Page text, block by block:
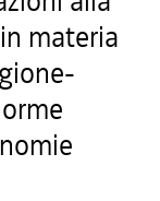
materia